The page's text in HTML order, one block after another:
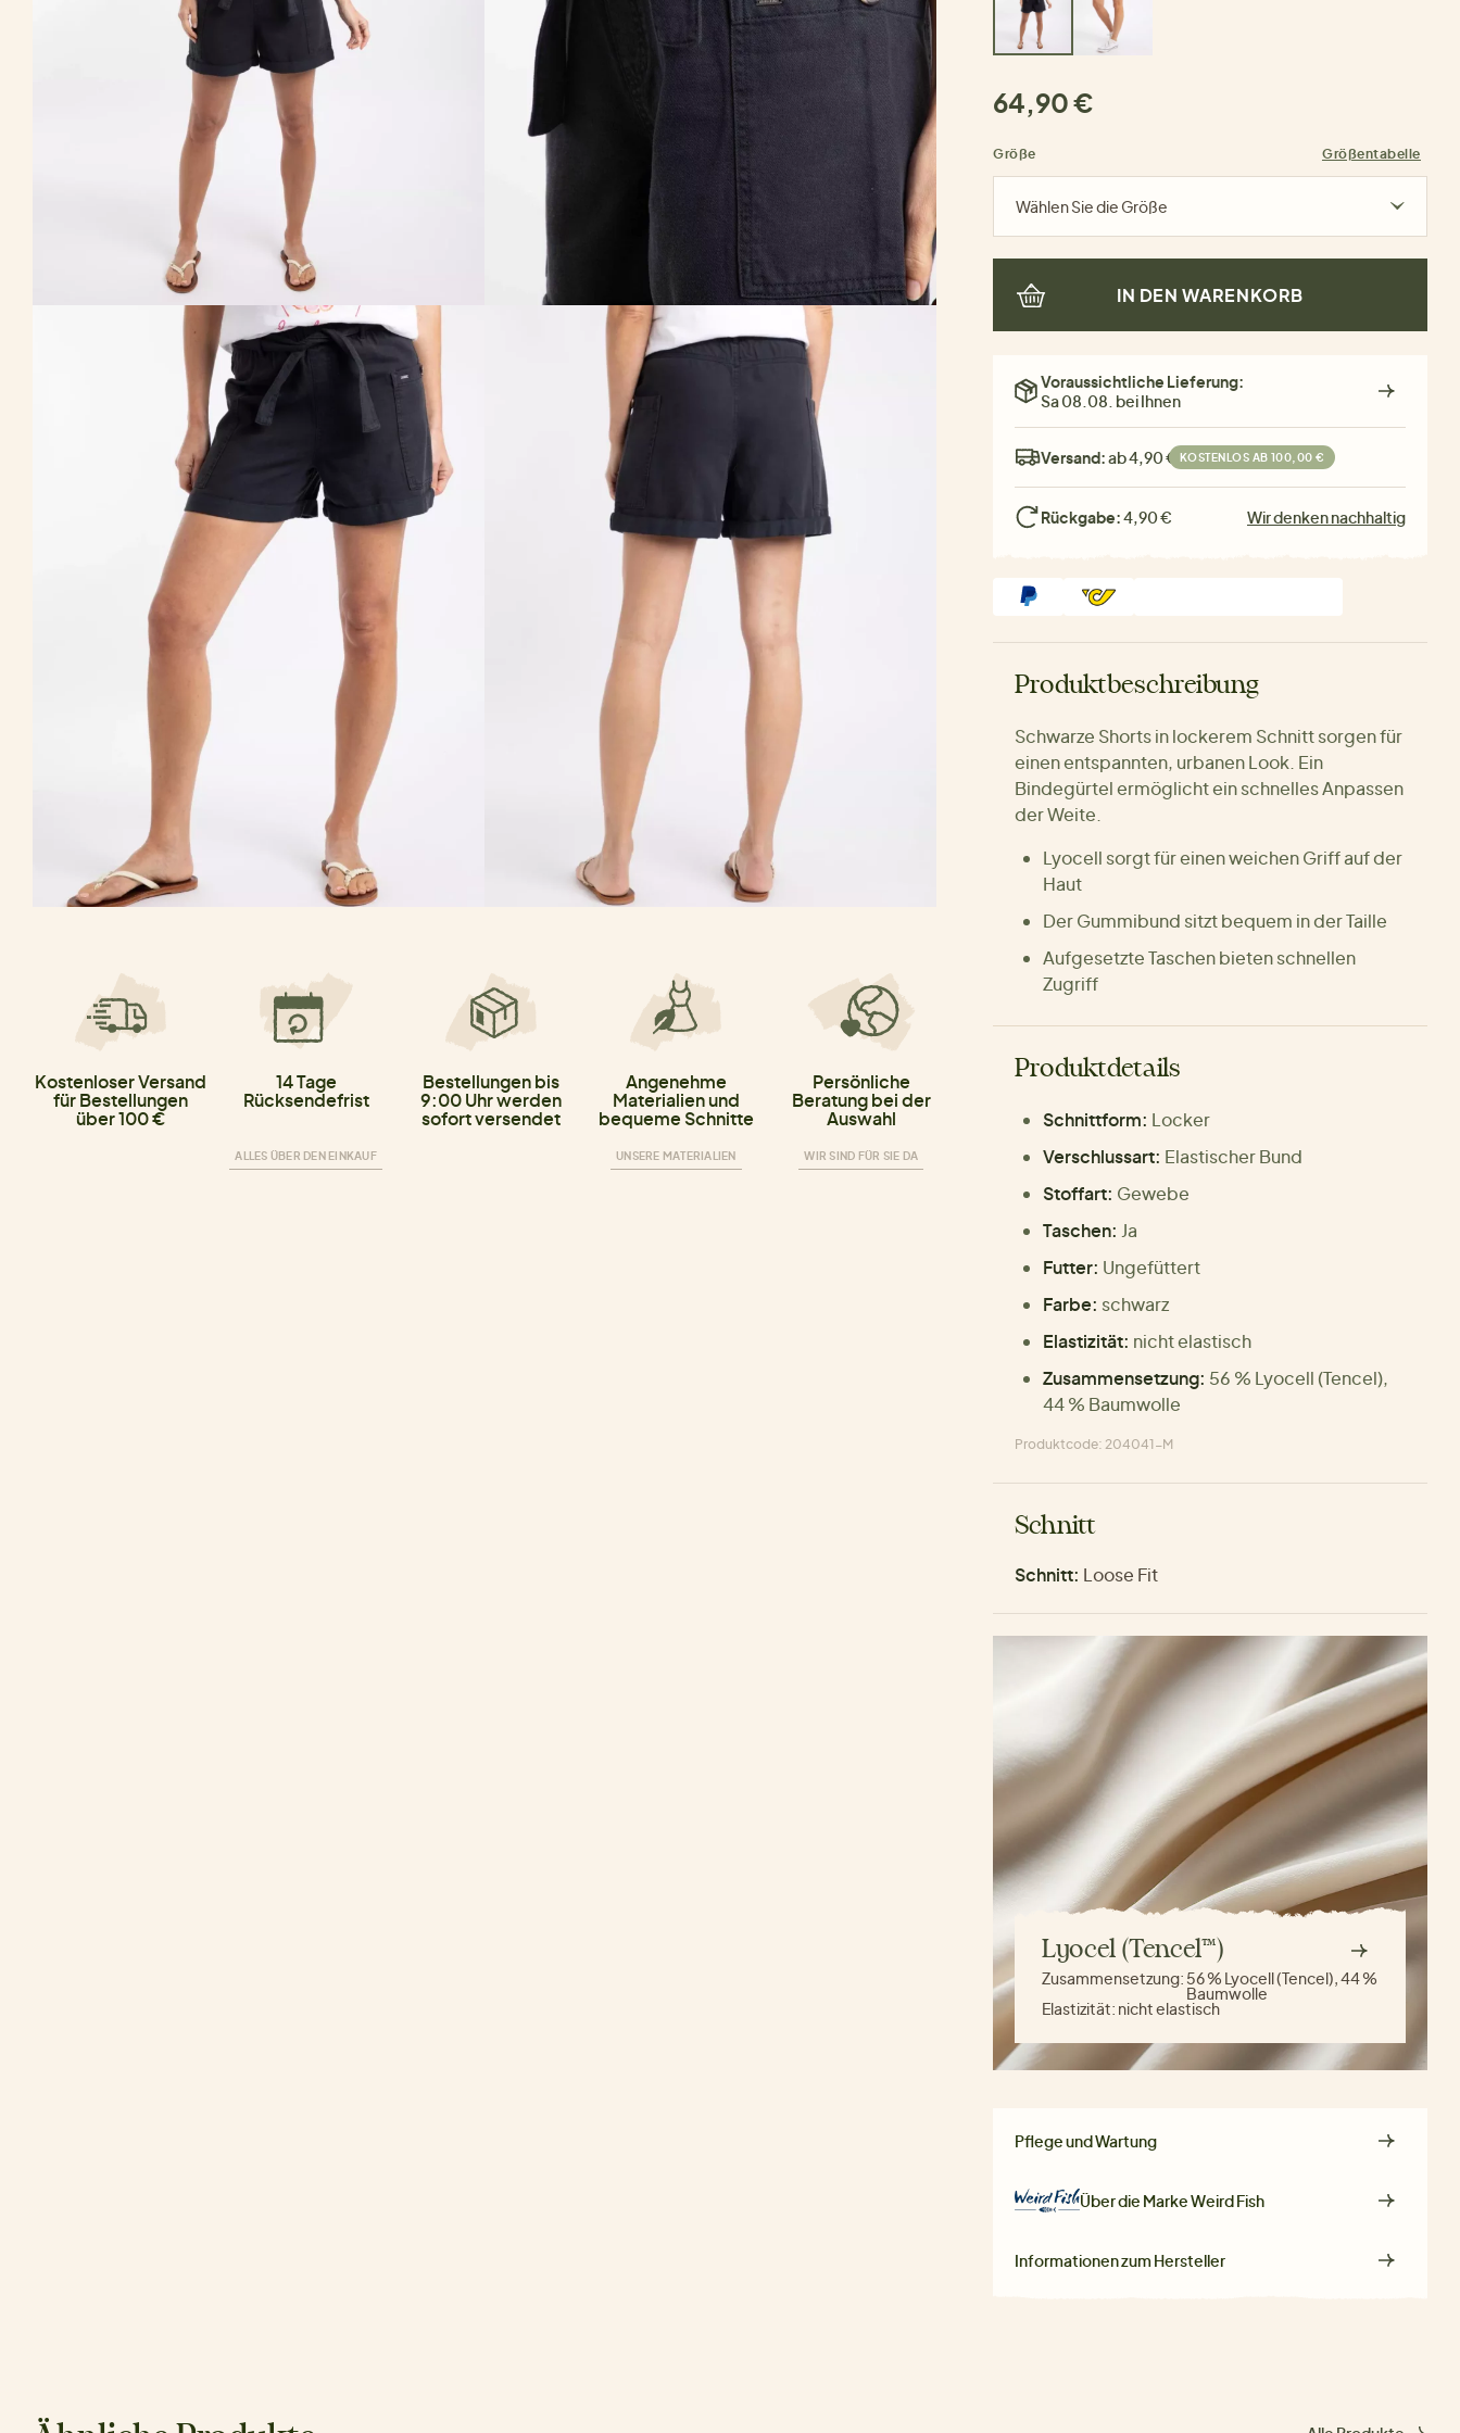
Kostenloser Versand
für Bestellungen
über 100 €
14 Tage
Rücksendefrist
ALLES ÜBER DEN EINKAUF
Bestellungen bis
9:00 Uhr werden
sofort versendet
Angenehme
Materialien und
bequeme Schnitte
UNSERE MATERIALIEN
Persönliche
Beratung bei der
Auswahl
WIR SIND FÜR SIE DA
64,90 €
Größe Größentabelle
Wählen Sie die Größe
IN DEN WARENKORB
Voraussichtliche Lieferung:
Sa 08.08. bei Ihnen
Versand:ab 4,90 € KOSTENLOS AB 100,00 €
Rückgabe:4,90 € Wir denken nachhaltig
Produktbeschreibung
Schwarze Shorts in lockerem Schnitt sorgen für
einen entspannten, urbanen Look. Ein
Bindegürtel ermöglicht ein schnelles Anpassen
der Weite.
Lyocell sorgt für einen weichen Griff auf der
Haut
Der Gummibund sitzt bequem in der Taille
Aufgesetzte Taschen bieten schnellen
Zugriff
Produktdetails
Schnittform: Locker
Verschlussart: Elastischer Bund
Stoffart: Gewebe
Taschen: Ja
Futter: Ungefüttert
Farbe: schwarz
Elastizität: nicht elastisch
Zusammensetzung: 56 % Lyocell (Tencel),
44 % Baumwolle
Produktcode: 204041-M
Schnitt
Schnitt: Loose Fit
Lyocel (Tencel™)
Zusammensetzung: 56 % Lyocell (Tencel), 44 %
Baumwolle
Elastizität: nicht elastisch
Pflege und Wartung
Über die MarkeWeird Fish
Informationen zum Hersteller